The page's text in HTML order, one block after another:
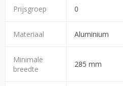
Prijsgroep 0
Materiaal Aluminium
Minimale
breedte
285 mm